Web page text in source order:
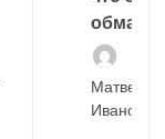
обман?
Матвей
Иванов